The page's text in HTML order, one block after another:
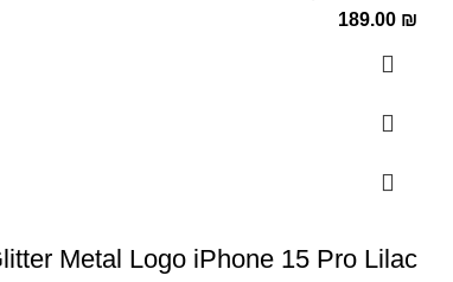
189.00 ₪
Metal Logo iPhone 15 Pro Lilac